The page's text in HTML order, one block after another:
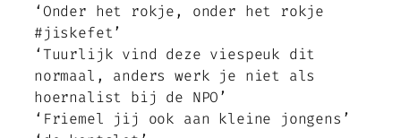
‘Onder het rokje, onder het rokje
#jiskefet’
‘Tuurlijk vind deze viespeuk dit
normaal, anders werk je niet als
hoernalist bij de NPO’
‘Friemel jij ook aan kleine jongens’